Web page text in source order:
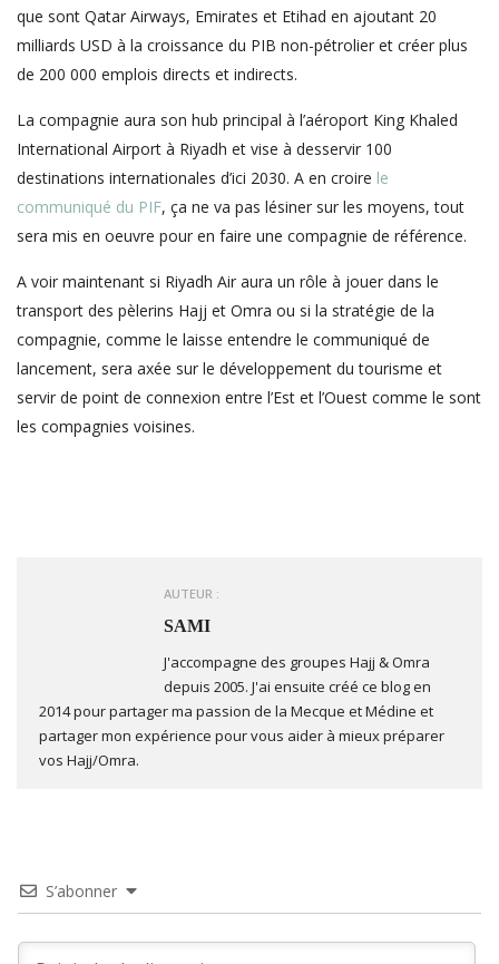
que sont Qatar Airways, Emirates et Etihad en ajoutant 20
milliards USD à la croissance du PIB non-pétrolier et créer plus
de 200 000 emplois directs et indirects.
La compagnie aura son hub principal à l’aéroport King Khaled
International Airport à Riyadh et vise à desservir 100
destinations internationales d’ici 2030. A en croire le
communiqué du PIF, ça ne va pas lésiner sur les moyens, tout
sera mis en oeuvre pour en faire une compagnie de référence.
A voir maintenant si Riyadh Air aura un rôle à jouer dans le
transport des pèlerins Hajj et Omra ou si la stratégie de la
compagnie, comme le laisse entendre le communiqué de
lancement, sera axée sur le développement du tourisme et
servir de point de connexion entre l’Est et l’Ouest comme le sont
les compagnies voisines.
AUTEUR :
SAMI
J'accompagne des groupes Hajj & Omra
depuis 2005. J'ai ensuite créé ce blog en
2014 pour partager ma passion de la Mecque et Médine et
partager mon expérience pour vous aider à mieux préparer
vos Hajj/Omra.
S’abonner